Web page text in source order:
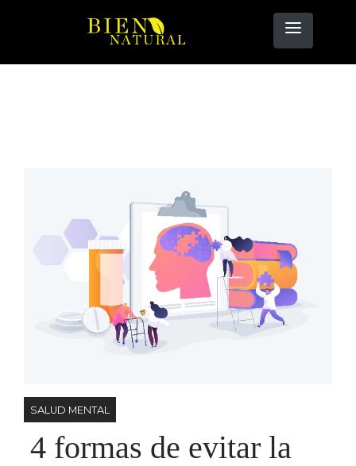
SALUD MENTAL
4 formas de evitar la